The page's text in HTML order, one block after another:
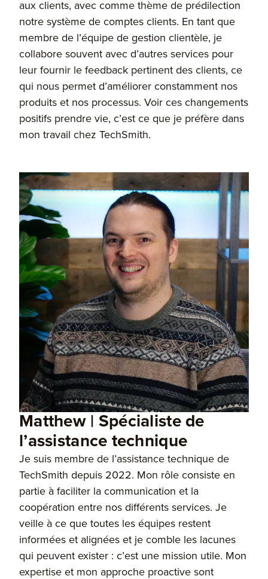
aux clients, avec comme thème de prédilection
notre système de comptes clients. En tant que
membre de l’équipe de gestion clientèle, je
collabore souvent avec d’autres services pour
leur fournir le feedback pertinent des clients, ce
qui nous permet d’améliorer constamment nos
produits et nos processus. Voir ces changements
positifs prendre vie, c’est ce que je préfère dans
mon travail chez TechSmith.
Matthew | Spécialiste de
l’assistance technique
Je suis membre de l’assistance technique de
TechSmith depuis 2022. Mon rôle consiste en
partie à faciliter la communication et la
coopération entre nos différents services. Je
veille à ce que toutes les équipes restent
informées et alignées et je comble les lacunes
qui peuvent exister : c’est une mission utile. Mon
expertise et mon approche proactive sont